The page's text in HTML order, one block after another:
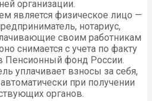
организации.
является физическое лицо —
нотариус,
своим работникам
снимается с учета по факту
Пенсионный фонд России.
уплачивает взносы за себя,
при получении
органов.